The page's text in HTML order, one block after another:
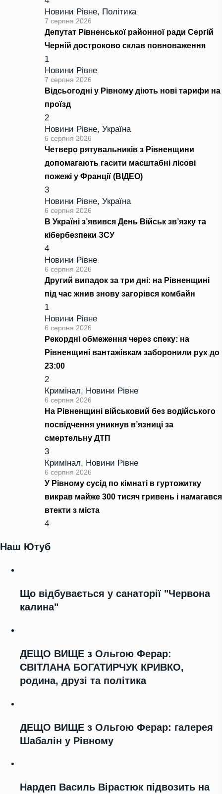
Новини Рівне, Політика
7 серпня 2026
Депутат Рівненської районної ради Сергій
Черній достроково склав повноваження
1
Новини Рівне
7 серпня 2026
Відсьогодні у Рівному діють нові тарифи на
проїзд
2
Новини Рівне, Україна
6 серпня 2026
Четверо рятувальників з Рівненщини
допомагають гасити масштабні лісові
пожежі у Франції (ВІДЕО)
3
Новини Рівне, Україна
6 серпня 2026
В Україні з’явився День Військ зв’язку та
кібербезпеки ЗСУ
4
Новини Рівне
6 серпня 2026
Другий випадок за три дні: на Рівненщині
під час жнив знову загорівся комбайн
1
Новини Рівне
6 серпня 2026
Рекордні обмеження через спеку: на
Рівненщині вантажівкам заборонили рух до
23:00
2
Кримінал, Новини Рівне
6 серпня 2026
На Рівненщині військовий без водійського
посвідчення уникнув в’язниці за
смертельну ДТП
3
Кримінал, Новини Рівне
6 серпня 2026
У Рівному сусід по кімнаті в гуртожитку
викрав майже 300 тисяч гривень і намагався
втекти з міста
4
Наш Ютуб
Що відбувається у санаторії "Червона
калина"
ДЕЩО ВИЩЕ з Ольгою Ферар:
СВІТЛАНА БОГАТИРЧУК КРИВКО,
родина, друзі та політика
ДЕЩО ВИЩЕ з Ольгою Ферар: галерея
Шабалін у Рівному
Нардеп Василь Вірастюк підвозить на